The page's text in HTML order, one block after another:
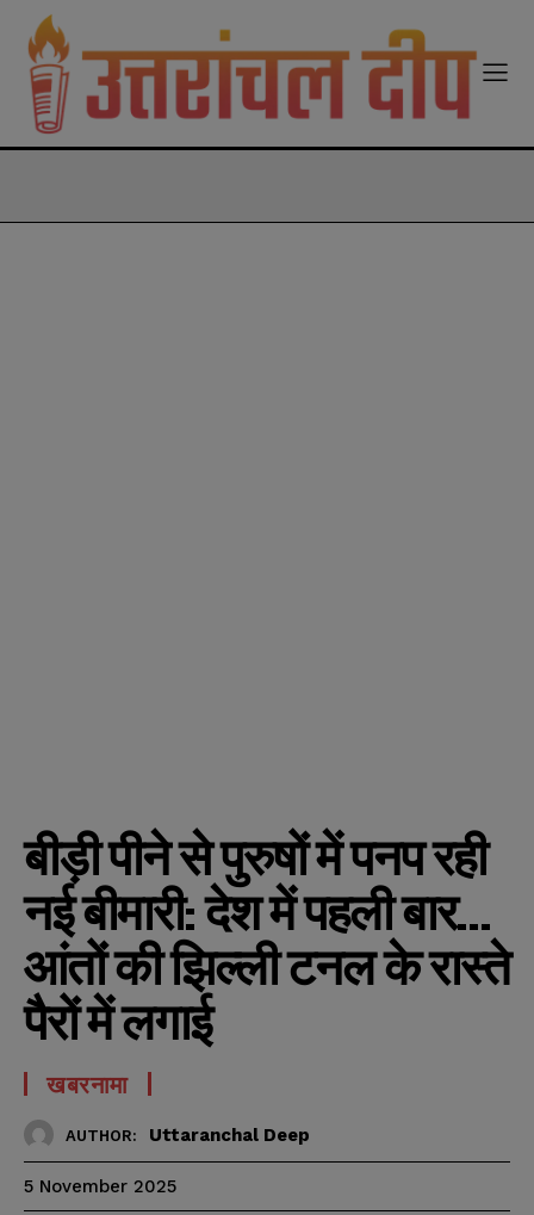
बीड़ी पीने से पुरुषों में पनप रही
नई बीमारी: देश में पहली बार…
आंतों की झिल्ली टनल के रास्ते
पैरों में लगाई
खबरनामा
AUTHOR: Uttaranchal Deep
5 November 2025